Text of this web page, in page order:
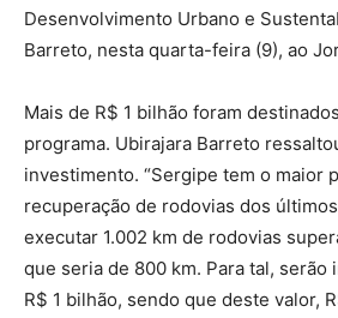
Desenvolvimento Urbano e
Barreto, nesta quarta-feira (9), ao
Mais de R$ 1 bilhão foram
programa. Ubirajara Barreto
investimento. “Sergipe tem o maior
recuperação de rodovias dos
executar 1.002 km de rodovias
que seria de 800 km. Para tal, serão
R$ 1 bilhão, sendo que deste valor,